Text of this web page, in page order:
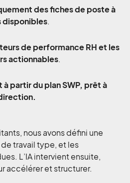
des fiches de poste à
disponibles.
de performance RH et les
actionnables.
partir du plan SWP, prêt à
nous avons défini une
travail type, et les
L’IA intervient ensuite,
accélérer et structurer.